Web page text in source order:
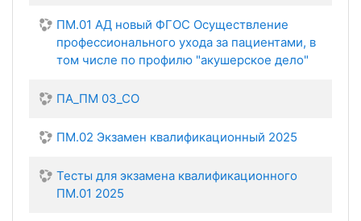
ПМ.01 АД новый ФГОС Осуществление
профессионального ухода за пациентами, в
том числе по профилю "акушерское дело"
ПА_ПМ 03_СО
ПМ.02 Экзамен квалификационный 2025
Тесты для экзамена квалификационного
ПМ.01 2025